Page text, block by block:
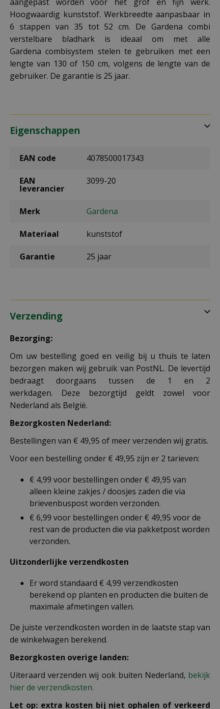
Hoogwaardig kunststof. Werkbreedte aanpasbaar in
6 stappen van 35 tot 52 cm. De Gardena combi
verstelbare bladhark is ideaal om met alle
Gardena combisystem stelen te gebruiken met een
lengte van 130 of 150 cm, volgens de lengte van de
gebruiker. De garantie is 25 jaar.
Eigenschappen
EAN code 4078500017343
EAN
leverancier
3099-20
Merk Gardena
Materiaal kunststof
Garantie 25 jaar
Verzending
Bezorging:
Om uw bestelling goed en veilig bij u thuis te laten
bezorgen maken wij gebruik van PostNL. De levertijd
bedraagt doorgaans tussen de 1 en 2
werkdagen. Deze bezorgtijd geldt zowel voor
Nederland als België.
Bezorgkosten Nederland:
Bestellingen van € 49,95 of meer verzenden wij gratis.
Voor een bestelling onder € 49,95 zijn er 2 tarieven:
€ 4,99 voor bestellingen onder € 49,95 van
alleen kleine zakjes / doosjes zaden die via
brievenbuspost worden verzonden.
€ 6,99 voor bestellingen onder € 49,95 voor de
rest van de producten die via pakketpost worden
verzonden.
Uitzonderlijke verzendkosten
Er word standaard € 4,99 verzendkosten
berekend op planten en producten die buiten de
maximale afmetingen vallen.
De juiste verzendkosten worden in de laatste stap van
de winkelwagen berekend.
Bezorgkosten overige landen:
Uiteraard verzenden wij ook buiten Nederland, bekijk
hier de verzendkosten.
Let op: extra kosten bij niet ophalen of verkeerd